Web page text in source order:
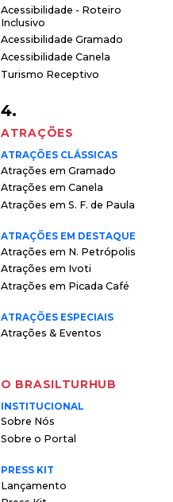
Acessibilidade - Roteiro
Inclusivo
Acessibilidade Gramado
Acessibilidade Canela
Turismo Receptivo
4.
ATRAÇÕES
ATRAÇÕES CLÁSSICAS
Atrações em Gramado
Atrações em Canela
Atrações em S. F. de Paula
ATRAÇÕES EM DESTAQUE
Atrações em N. Petrópolis
Atrações em Ivoti
Atrações em Picada Café
ATRAÇÕES ESPECIAIS
Atrações & Eventos
O BRASILTURHUB
INSTITUCIONAL
Sobre Nós
Sobre o Portal
PRESS KIT
Lançamento